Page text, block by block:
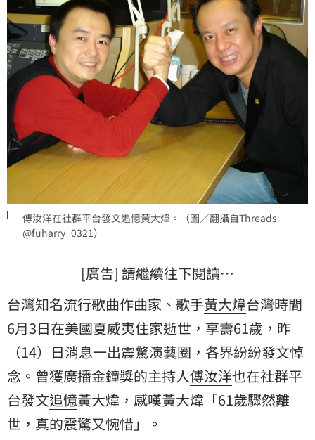
傅汝洋在社群平台發文追憶黃大煒。（圖／翻攝自Threads
@fuharry_0321）
[廣告] 請繼續往下閱讀…
台灣知名流行歌曲作曲家、歌手黃大煒台灣時間
6月3日在美國夏威夷住家逝世，享壽61歲，昨
（14）日消息一出震驚演藝圈，各界紛紛發文悼
念。曾獲廣播金鐘獎的主持人傅汝洋也在社群平
台發文追憶黃大煒，感嘆黃大煒「61歲驟然離
世，真的震驚又惋惜」。